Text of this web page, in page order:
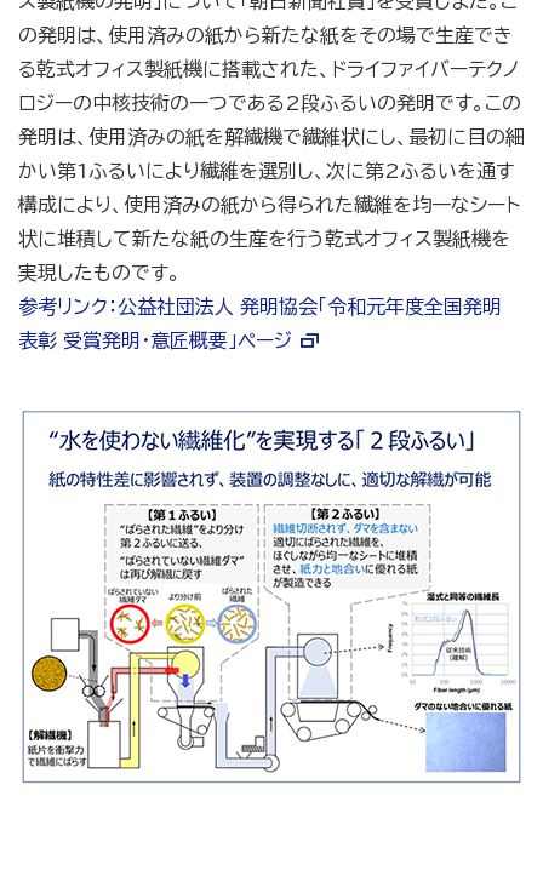
の発明は、使用済みの紙から新たな紙をその場で生産でき
る乾式オフィス製紙機に搭載された、ドライファイバーテクノ
ロジーの中核技術の一つである2段ふるいの発明です。この
発明は、使用済みの紙を解繊機で繊維状にし、最初に目の細
かい第1ふるいにより繊維を選別し、次に第2ふるいを通す
構成により、使用済みの紙から得られた繊維を均一なシート
状に堆積して新たな紙の生産を行う乾式オフィス製紙機を
実現したものです。
参考リンク：公益社団法人 発明協会「令和元年度全国発明
表彰 受賞発明・意匠概要」ページ